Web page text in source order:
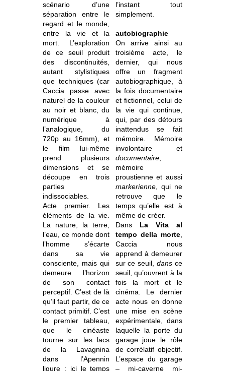
scénario d’une
séparation entre le
regard et le monde,
entre la vie et la
mort. L’exploration
de ce seuil produit
des discontinuités,
autant stylistiques
que techniques (car
Caccia passe avec
naturel de la couleur
au noir et blanc, du
numérique à
l’analogique, du
720p au 16mm), et
le film lui-même
prend plusieurs
dimensions et se
découpe en trois
parties
indissociables.
Acte premier. Les
éléments de la vie.
La nature, la terre,
l’eau, ce monde dont
l’homme s’écarte
dans sa vie
consciente, mais qui
demeure l’horizon
de son contact
perceptif. C’est de là
qu’il faut partir, de ce
contact primitif. C’est
le premier tableau,
que le cinéaste
tourne sur les lacs
de la Lavagnina
dans l’Apennin
ligure : ici le temps
l’instant tout
simplement.
autobiographie
On arrive ainsi au
troisième acte, le
dernier, qui nous
offre un fragment
autobiographique, à
la fois documentaire
et fictionnel, celui de
la vie qui continue,
qui, par des détours
inattendus se fait
mémoire. Mémoire
involontaire et
documentaire,
mémoire
proustienne et aussi
markerienne, qui ne
retrouve que le
temps qu’elle est à
même de créer.
Dans La Vita al
tempo della morte,
Caccia nous
apprend à demeurer
sur ce seuil,dans ce
seuil, qu’ouvrent à la
fois la mort et le
cinéma. Le dernier
acte nous en donne
une mise en scène
expérimentale, dans
laquelle la porte du
garage joue le rôle
de corrélatif objectif.
L’espace du garage
– mi-caverne mi-